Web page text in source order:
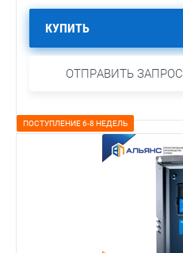
КУПИТЬ
ОТПРАВИТЬ ЗАПРОС
ПОСТУПЛЕНИЕ 6-8 НЕДЕЛЬ